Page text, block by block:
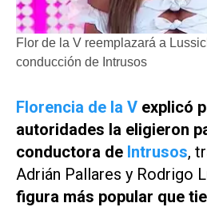
Flor de la V reemplazará a
conducción de Intrusos
Florencia de la V explicó
autoridades la eligieron
conductora de Intrusos,
Adrián Pallares y Rodrigo
figura más popular que